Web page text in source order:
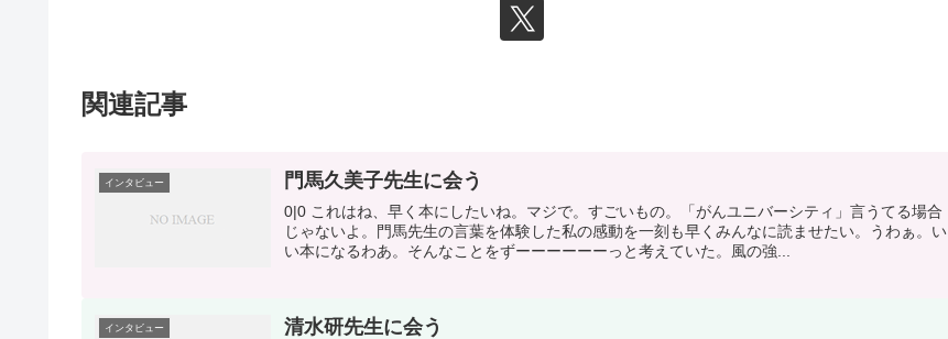
関連記事
インタビュー 門馬久美子先生に会う
0|0 これはね、早く本にしたいね。マジで。すごいもの。「がんユニバーシティ」言うてる場合
じゃないよ。門馬先生の言葉を体験した私の感動を一刻も早くみんなに読ませたい。うわぁ。い
い本になるわあ。そんなことをずーーーーーーっと考えていた。風の強...
インタビュー 清水研先生に会う